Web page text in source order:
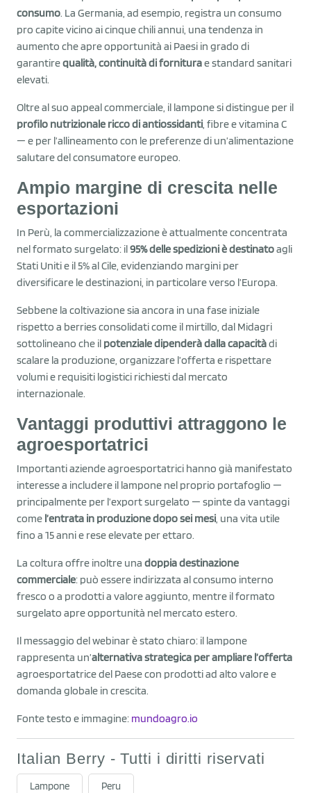
consumo. La Germania, ad esempio, registra un consumo
pro capite vicino ai cinque chili annui, una tendenza in
aumento che apre opportunità ai Paesi in grado di
garantirequalità, continuità di forniturae standard sanitari
elevati.
Oltre al suo appeal commerciale, il lampone si distingue per il
profilo nutrizionale ricco di antiossidanti , fibre e vitamina C
— e per l’allineamento con le preferenze di un’alimentazione
salutare del consumatore europeo.
Ampio margine di crescita nelle
esportazioni
In Perù, la commercializzazione è attualmente concentrata
nel formato surgelato: il95% delle spedizioni è destinatoagli
Stati Uniti e il 5% al Cile, evidenziando margini per
diversificare le destinazioni, in particolare verso l’Europa.
Sebbene la coltivazione sia ancora in una fase iniziale
rispetto a berries consolidati come il mirtillo, dal Midagri
sottolineano che il potenziale dipenderà dalla capacitàdi
scalare la produzione, organizzare l’offerta e rispettare
volumi e requisiti logistici richiesti dal mercato
internazionale.
Vantaggi produttivi attraggono le
agroesportatrici
Importanti aziende agroesportatrici hanno già manifestato
interesse a includere il lampone nel proprio portafoglio —
principalmente per l’export surgelato — spinte da vantaggi
come l’entrata in produzione dopo sei mesi , una vita utile
fino a 15 anni e rese elevate per ettaro.
La coltura offre inoltre una doppia destinazione
commerciale: può essere indirizzata al consumo interno
fresco o a prodotti a valore aggiunto, mentre il formato
surgelato apre opportunità nel mercato estero.
Il messaggio del webinar è stato chiaro: il lampone
rappresenta un’alternativa strategica per ampliare l’offerta
agroesportatrice del Paese con prodotti ad alto valore e
domanda globale in crescita.
Fonte testo e immagine: mundoagro.io
Italian Berry - Tutti i diritti riservati
Lampone Peru